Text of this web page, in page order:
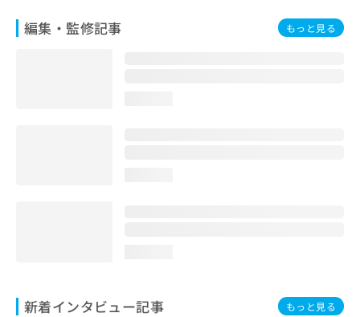
編集・監修記事 もっと見る
新着インタビュー記事 もっと見る